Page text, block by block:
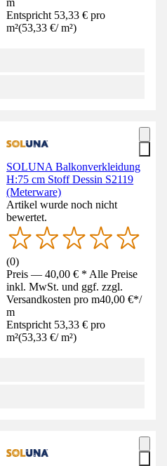
Entspricht 53,33 € pro
m²(53,33 €/ m²)
SOLUNA Balkonverkleidung
H:75 cm Stoff Dessin S2119
(Meterware)
Artikel wurde noch nicht
bewertet.
(0)
Preis — 40,00 € * Alle Preise
inkl. MwSt. und ggf. zzgl.
Versandkosten pro m40,00 €*/
m
Entspricht 53,33 € pro
m²(53,33 €/ m²)